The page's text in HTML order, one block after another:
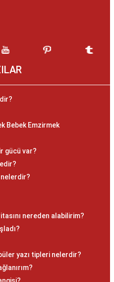
Bebek Emzirmek
gücü var?
nereden alabilirim?
yazı tipleri nelerdir?